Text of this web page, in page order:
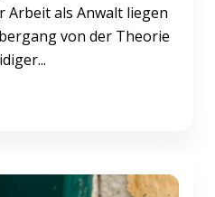
Arbeit als Anwalt liegen
von der Theorie